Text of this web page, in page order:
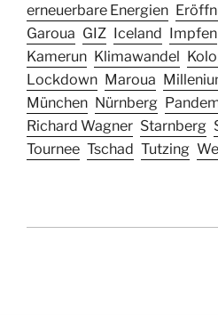
erneuerbare Energien
Garoua GIZ Iceland Impfen
Kamerun Klimawandel
Lockdown Maroua
München Nürnberg
Richard Wagner Starnberg
Tournee Tschad Tutzing